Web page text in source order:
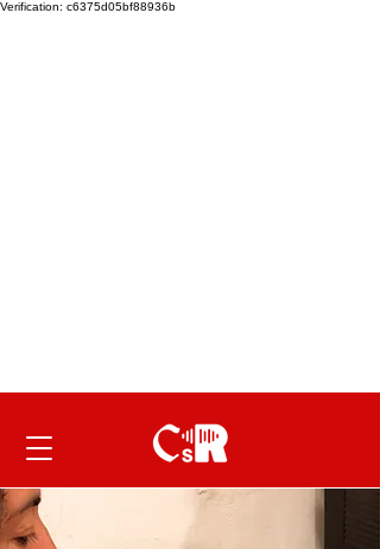
Verification: c6375d05bf88936b